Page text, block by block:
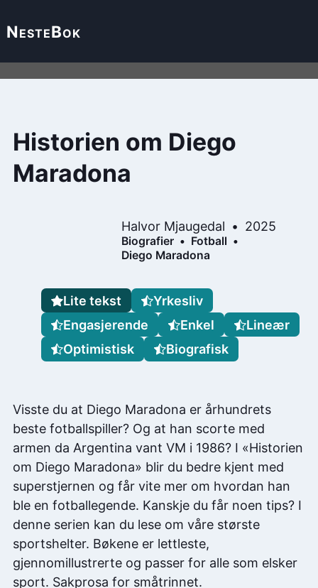
NesteBok
Historien om Diego
Maradona
Halvor Mjaugedal 2025
Biografier
Fotball
Diego Maradona
Visste du at Diego Maradona er århundrets
beste fotballspiller? Og at han scorte med
armen da Argentina vant VM i 1986? I «Historien
om Diego Maradona» blir du bedre kjent med
superstjernen og får vite mer om hvordan han
ble en fotballegende. Kanskje du får noen tips? I
denne serien kan du lese om våre største
sportshelter. Bøkene er lettleste,
gjennomillustrerte og passer for alle som elsker
sport. Sakprosa for småtrinnet.
Lite tekst
Yrkesliv
Engasjerende
Enkel
Lineær
Optimistisk
Biografisk